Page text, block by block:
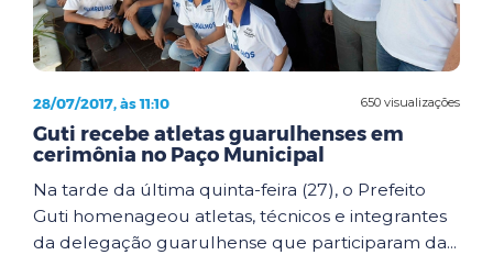
650 visualizações
28/07/2017, às 11:10
Guti recebe atletas guarulhenses em
cerimônia no Paço Municipal
Na tarde da última quinta-feira (27), o Prefeito
Guti homenageou atletas, técnicos e integrantes
da delegação guarulhense que participaram da...